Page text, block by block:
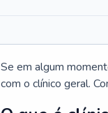
Se em algum
com o clínico geral.